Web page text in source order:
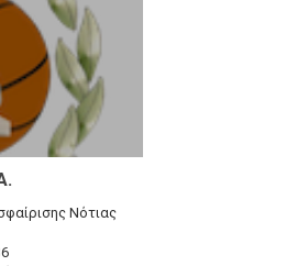
Νότιας